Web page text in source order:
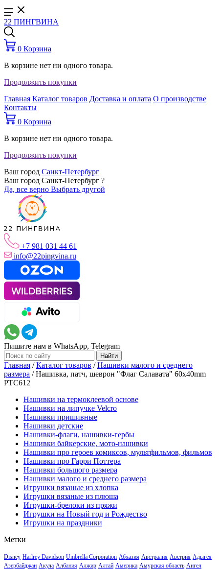
22 ПИНГВИНА
0 Корзина
В корзине нет ни одного товара.
Продолжить покупки
Главная Каталог товаров Доставка и оплата О производстве
Контакты
0 Корзина
В корзине нет ни одного товара.
Продолжить покупки
Ваш город Санкт-Петербург
Ваш город Санкт-Петербург ?
Да, все верно Выбрать другой
+7 981 031 44 61
info@22pingvina.ru
Пишите нам в WhatsApp, Telegram
Главная /Каталог товаров /Нашивки малого и среднего
размера /Нашивка, патч, шеврон "Флаг Салавата" 60x40mm
PTC612
Нашивки на термоклеевой основе
Нашивки на липучке Velcro
Нашивки пришивные
Нашивки детские
Нашивки-флаги, нашивки-гербы
Нашивки байкерские, мото-нашивки
Нашивки про героев комиксов, мультфильмов, фильмов
Нашивки про Гарри Поттера
Нашивки большого размера
Нашивки малого и среднего размера
Игрушки вязаные из хлопка
Игрушки вязаные из плюша
Игрушки-брелоки из пряжи
Игрушки на Новый год и Рождество
Игрушки на праздники
Метки
Disney Harlrey Davidson Umbrella Corporation Абхазия Австралия Австрия Адыгея
Азербайджан Акула Албания Алжир Алтай Америка Амурская область Ангел